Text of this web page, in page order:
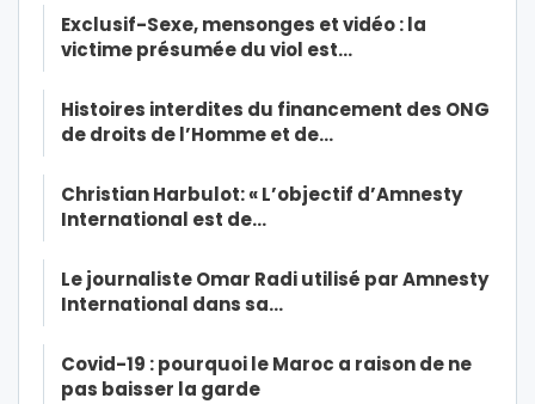
Exclusif-Sexe, mensonges et vidéo : la
victime présumée du viol est…
Histoires interdites du financement des ONG
de droits de l’Homme et de…
Christian Harbulot: « L’objectif d’Amnesty
International est de…
Le journaliste Omar Radi utilisé par Amnesty
International dans sa…
Covid-19 : pourquoi le Maroc a raison de ne
pas baisser la garde